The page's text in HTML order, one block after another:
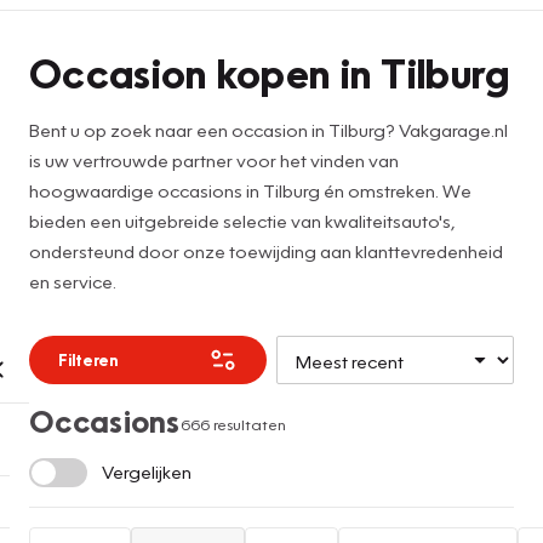
Occasion kopen in Tilburg
Bent u op zoek naar een occasion in Tilburg? Vakgarage.nl
is uw vertrouwde partner voor het vinden van
hoogwaardige occasions in Tilburg én omstreken. We
bieden een uitgebreide selectie van kwaliteitsauto's,
ondersteund door onze toewijding aan klanttevredenheid
en service.
Filteren
Occasions666 resultaten
Vergelijken